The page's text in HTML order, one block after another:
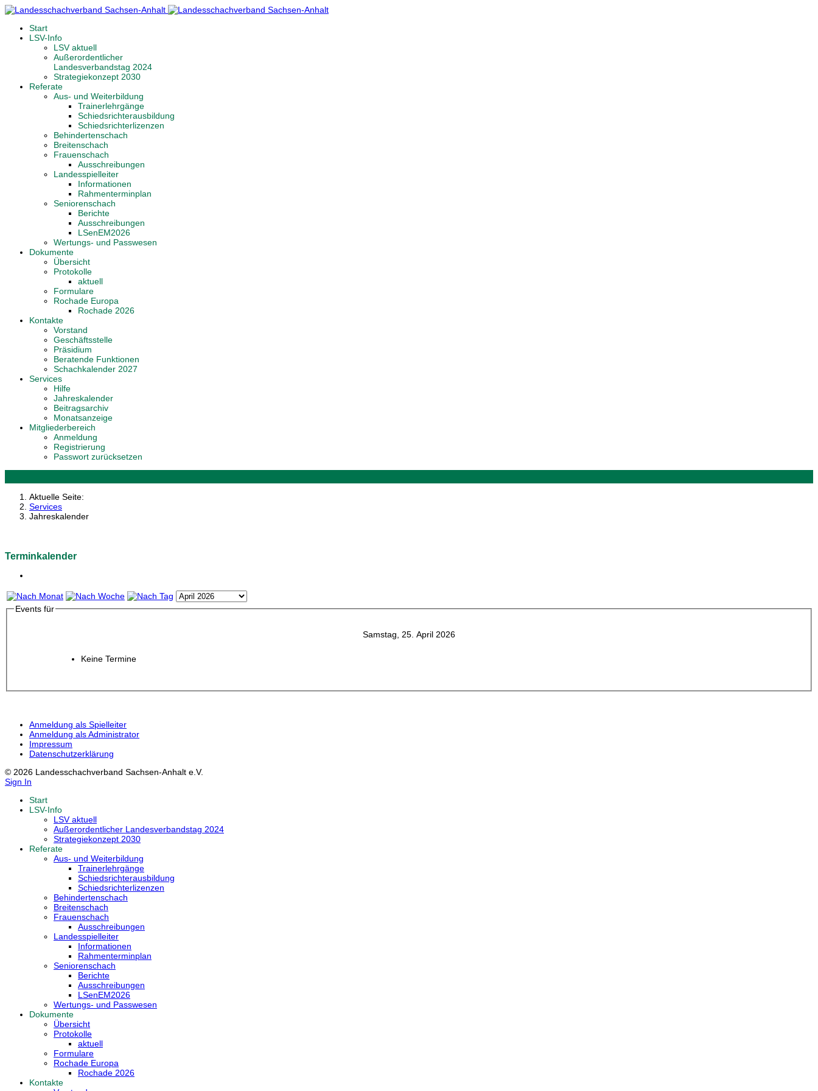
Start
LSV-Info
LSV aktuell
Außerordentlicher
Landesverbandstag 2024
Strategiekonzept 2030
Referate
Aus- und Weiterbildung
Trainerlehrgänge
Schiedsrichterausbildung
Schiedsrichterlizenzen
Behindertenschach
Breitenschach
Frauenschach
Ausschreibungen
Landesspielleiter
Informationen
Rahmenterminplan
Seniorenschach
Berichte
Ausschreibungen
LSenEM2026
Wertungs- und Passwesen
Dokumente
Übersicht
Protokolle
aktuell
Formulare
Rochade Europa
Rochade 2026
Kontakte
Vorstand
Geschäftsstelle
Präsidium
Beratende Funktionen
Schachkalender 2027
Services
Hilfe
Jahreskalender
Beitragsarchiv
Monatsanzeige
Mitgliederbereich
Anmeldung
Registrierung
Passwort zurücksetzen
Aktuelle Seite:
Services
Jahreskalender
Terminkalender
Events für
Samstag, 25. April 2026
Keine Termine
Anmeldung als Spielleiter
Anmeldung als Administrator
Impressum
Datenschutzerklärung
© 2026 Landesschachverband Sachsen-Anhalt e.V.
Sign In
Start
LSV-Info
LSV aktuell
Außerordentlicher Landesverbandstag 2024
Strategiekonzept 2030
Referate
Aus- und Weiterbildung
Trainerlehrgänge
Schiedsrichterausbildung
Schiedsrichterlizenzen
Behindertenschach
Breitenschach
Frauenschach
Ausschreibungen
Landesspielleiter
Informationen
Rahmenterminplan
Seniorenschach
Berichte
Ausschreibungen
LSenEM2026
Wertungs- und Passwesen
Dokumente
Übersicht
Protokolle
aktuell
Formulare
Rochade Europa
Rochade 2026
Kontakte